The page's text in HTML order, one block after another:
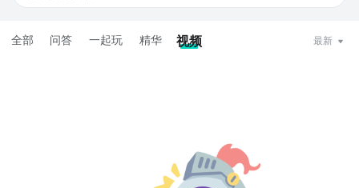
全部 问答 一起玩 精华 视频 最新